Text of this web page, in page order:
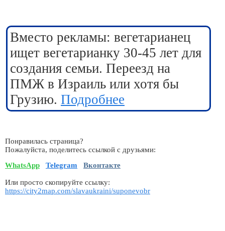
Вместо рекламы: вегетарианец
ищет вегетарианку 30-45 лет для
создания семьи. Переезд на
ПМЖ в Израиль или хотя бы
Грузию. Подробнее
Понравилась страница?
Пожалуйста, поделитесь ссылкой с друзьями:
WhatsApp
Telegram Вконтакте
Или просто скопируйте ссылку:
https://city2map.com/slavaukraini/suponevobr